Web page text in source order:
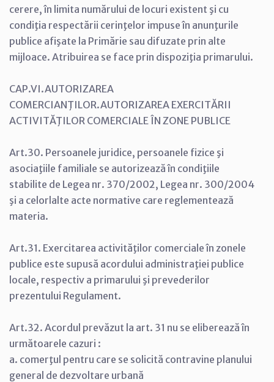
cerere, în limita numărului de locuri existent şi cu
condiţia respectării cerinţelor impuse în anunţurile
publice afişate la Primărie sau difuzate prin alte
mijloace. Atribuirea se face prin dispoziţia primarului.
CAP.VI.AUTORIZAREA
COMERCIANŢILOR.AUTORIZAREA EXERCITĂRII
ACTIVITĂŢILOR COMERCIALE ÎN ZONE PUBLICE
Art.30. Persoanele juridice, persoanele fizice şi
asociaţiile familiale se autorizează în condiţiile
stabilite de Legea nr. 370/2002, Legea nr. 300/2004
şi a celorlalte acte normative care reglementează
materia.
Art.31. Exercitarea activităţilor comerciale în zonele
publice este supusă acordului administraţiei publice
locale, respectiv a primarului şi prevederilor
prezentului Regulament.
Art.32. Acordul prevăzut la art. 31 nu se eliberează în
următoarele cazuri :
a. comerţul pentru care se solicită contravine planului
general de dezvoltare urbană